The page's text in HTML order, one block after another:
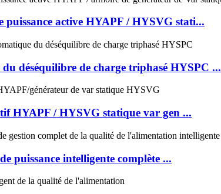
puissance active HYAPF / HYSVG stati...
déséquilibre de charge triphasé HYSPC ...
HYAPF / HYSVG statique var gen ...
puissance intelligente complète ...